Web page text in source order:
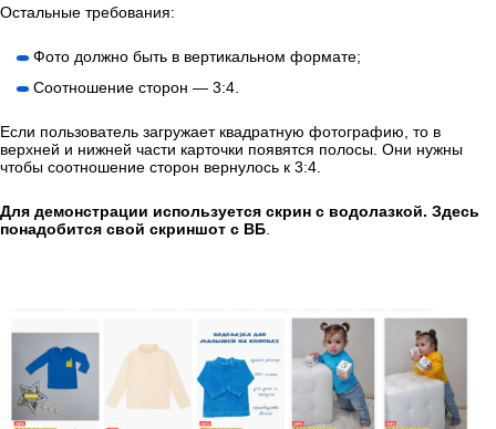
Остальные требования:
Фото должно быть в вертикальном формате;
Соотношение сторон — 3:4.
Если пользователь загружает квадратную фотографию, то в
верхней и нижней части карточки появятся полосы. Они нужны
чтобы соотношение сторон вернулось к 3:4.
Для демонстрации используется скрин с водолазкой. Здесь
понадобится свой скриншот с ВБ